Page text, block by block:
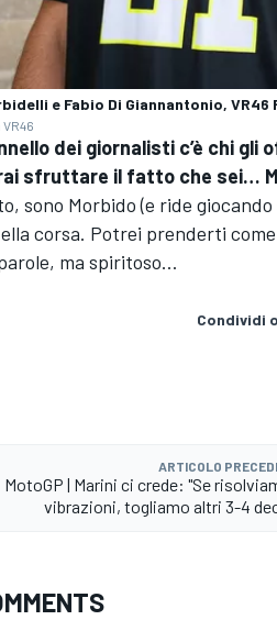
e Fabio Di Giannantonio, VR46
dei giornalisti c’è chi
sfruttare il fatto che sei…
sono Morbido (e ride
corsa. Potrei prenderti
ma spiritoso…
Condividi
ARTICOLO
MotoGP | Marini ci crede: "Se
vibrazioni, togliamo altri 3-4